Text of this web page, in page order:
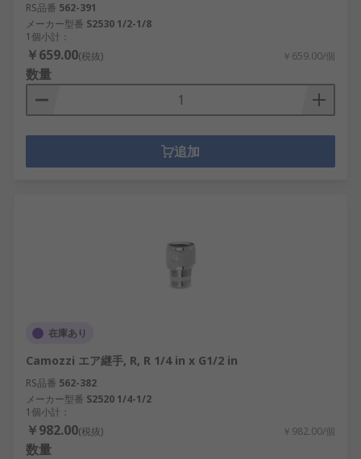
RS品番 562-391
メーカー型番 S2530 1/2-1/8
1個小計：
￥659.00(税抜) ￥659.00/個
数量
追加
在庫あり
Camozzi エア継手, R, R 1/4 in x G1/2 in
RS品番 562-382
メーカー型番 S2520 1/4-1/2
1個小計：
￥982.00(税抜) ￥982.00/個
数量